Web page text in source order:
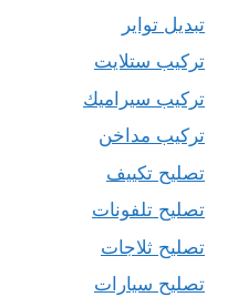
تبديل تواير
تركيب ستلايت
تركيب سيراميك
تركيب مداخن
تصليح تكييف
تصليح تلفونات
تصليح ثلاجات
تصليح سيارات